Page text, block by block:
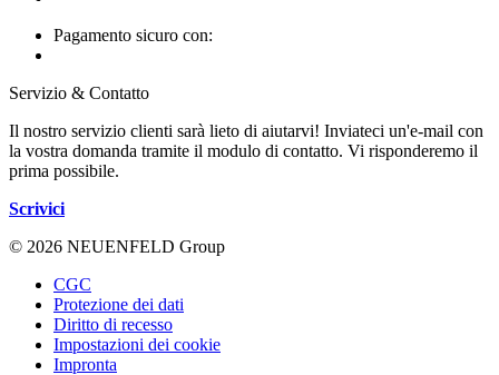
Pagamento sicuro con:
Servizio & Contatto
Il nostro servizio clienti sarà lieto di aiutarvi! Inviateci un'e-mail con
la vostra domanda tramite il modulo di contatto. Vi risponderemo il
prima possibile.
Scrivici
© 2026 NEUENFELD Group
CGC
Protezione dei dati
Diritto di recesso
Impostazioni dei cookie
Impronta